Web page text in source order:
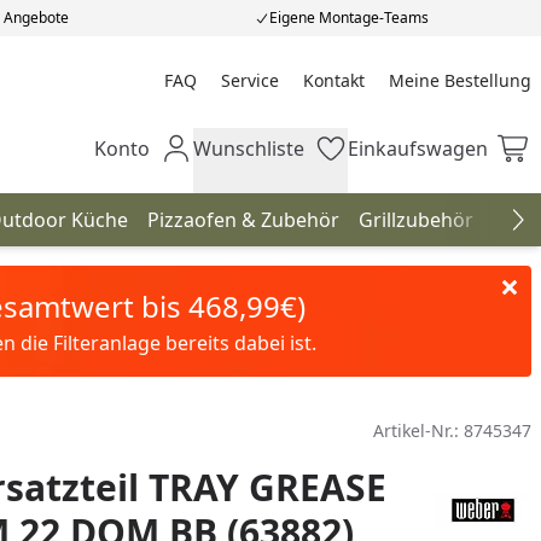
Eigene Montage-Teams
FAQ Service Kontakt Meine Bestellung
Meine Bestellung
Mein Konto
Konto Wunschliste
Wunschliste Einkaufswagen
Einkaufswagen
Küche Pizzaofen & Zubehör Grillzubehör
bis 468,99€)
die Filteranlage bereits dabei ist.
Artikel-Nr.: 8745347
TRAY GREASE